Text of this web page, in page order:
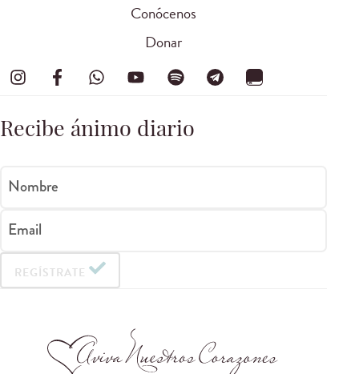
Conócenos
Donar
Recibe ánimo diario
Nombre
Email
REGÍSTRATE